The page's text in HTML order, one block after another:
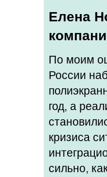
Елена
По моим
России
год, а
кризиса
сильно,